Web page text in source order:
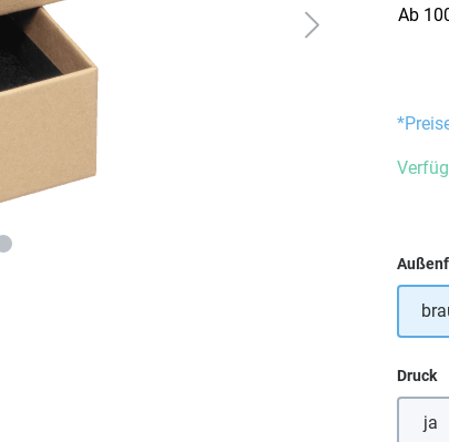
Ab
Druck
ja